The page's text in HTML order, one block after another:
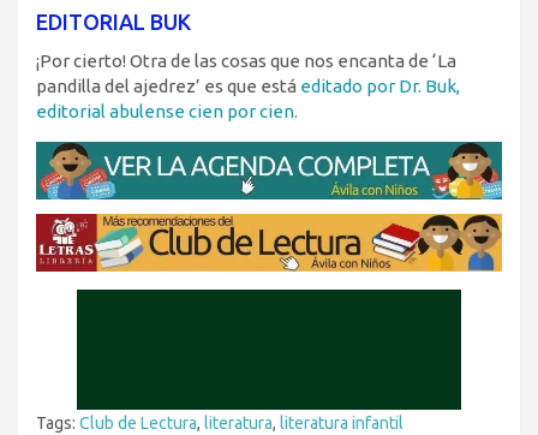
EDITORIAL BUK
¡Por cierto! Otra de las cosas que nos encanta de ‘La
pandilla del ajedrez’ es que está editado por Dr. Buk,
editorial abulense cien por cien.
Tags: Club de Lectura, literatura, literatura infantil